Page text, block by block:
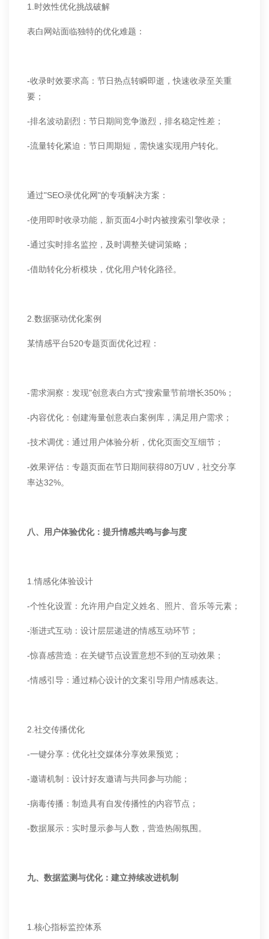
1.时效性优化挑战破解
表白网站面临独特的优化难题：
-收录时效要求高：节日热点转瞬即逝，快速收录至关重
要；
-排名波动剧烈：节日期间竞争激烈，排名稳定性差；
-流量转化紧迫：节日周期短，需快速实现用户转化。
通过"SEO录优化网"的专项解决方案：
-使用即时收录功能，新页面4小时内被搜索引擎收录；
-通过实时排名监控，及时调整关键词策略；
-借助转化分析模块，优化用户转化路径。
2.数据驱动优化案例
某情感平台520专题页面优化过程：
-需求洞察：发现"创意表白方式"搜索量节前增长350%；
-内容优化：创建海量创意表白案例库，满足用户需求；
-技术调优：通过用户体验分析，优化页面交互细节；
-效果评估：专题页面在节日期间获得80万UV，社交分享
率达32%。
八、用户体验优化：提升情感共鸣与参与度
1.情感化体验设计
-个性化设置：允许用户自定义姓名、照片、音乐等元素；
-渐进式互动：设计层层递进的情感互动环节；
-惊喜感营造：在关键节点设置意想不到的互动效果；
-情感引导：通过精心设计的文案引导用户情感表达。
2.社交传播优化
-一键分享：优化社交媒体分享效果预览；
-邀请机制：设计好友邀请与共同参与功能；
-病毒传播：制造具有自发传播性的内容节点；
-数据展示：实时显示参与人数，营造热闹氛围。
九、数据监测与优化：建立持续改进机制
1.核心指标监控体系